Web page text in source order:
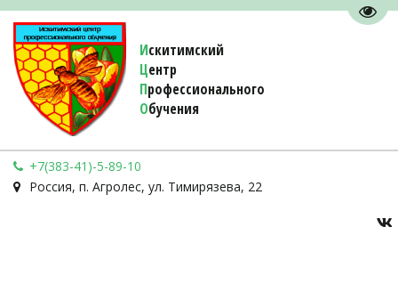
Искитимский
Центр
Профессионального
Обучения
+7(383-41)-5-89-10
Россия, п. Агролес, ул. Тимирязева, 22